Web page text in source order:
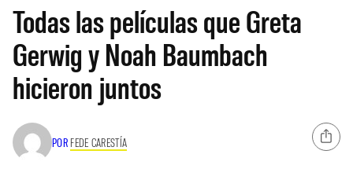
Todas las películas que Greta
Gerwig y Noah Baumbach
hicieron juntos
POR FEDE CARESTÍA